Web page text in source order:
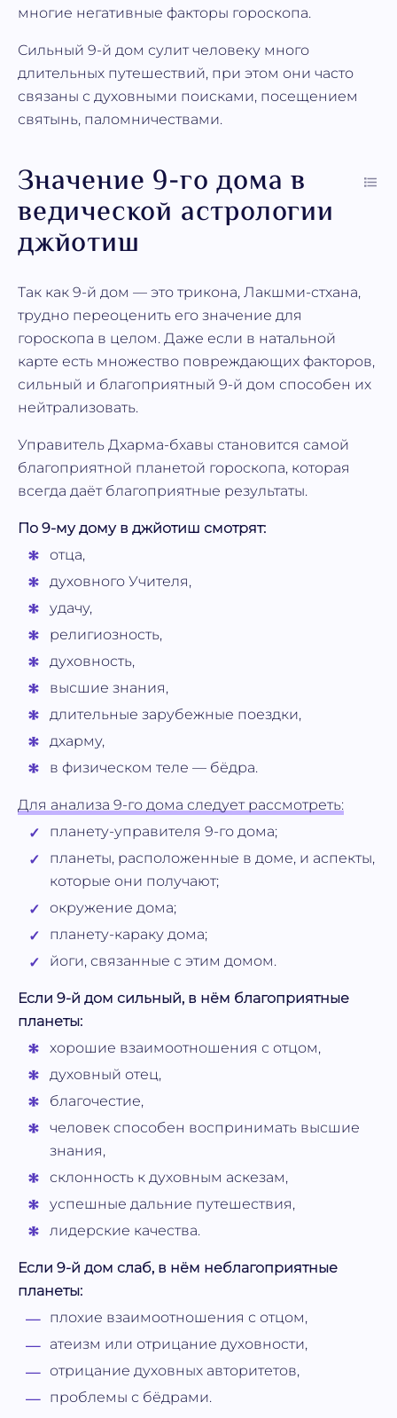
многие негативные факторы гороскопа.
Сильный 9-й дом сулит человеку много
длительных путешествий, при этом они часто
связаны с духовными поисками, посещением
святынь, паломничествами.
Значение 9-го дома в
ведической астрологии
джйотиш
Так как 9-й дом — это трикона, Лакшми-стхана,
трудно переоценить его значение для
гороскопа в целом. Даже если в натальной
карте есть множество повреждающих факторов,
сильный и благоприятный 9-й дом способен их
нейтрализовать.
Управитель Дхарма-бхавы становится самой
благоприятной планетой гороскопа, которая
всегда даёт благоприятные результаты.
По 9-му дому в джйотиш смотрят:
отца,
духовного Учителя,
удачу,
религиозность,
духовность,
высшие знания,
длительные зарубежные поездки,
дхарму,
в физическом теле — бёдра.
Для анализа 9-го дома следует рассмотреть:
планету-управителя 9-го дома;
планеты, расположенные в доме, и аспекты,
которые они получают;
окружение дома;
планету-караку дома;
йоги, связанные с этим домом.
Если 9-й дом сильный, в нём благоприятные
планеты:
хорошие взаимоотношения с отцом,
духовный отец,
благочестие,
человек способен воспринимать высшие
знания,
склонность к духовным аскезам,
успешные дальние путешествия,
лидерские качества.
Если 9-й дом слаб, в нём неблагоприятные
планеты:
плохие взаимоотношения с отцом,
атеизм или отрицание духовности,
отрицание духовных авторитетов,
проблемы с бёдрами.